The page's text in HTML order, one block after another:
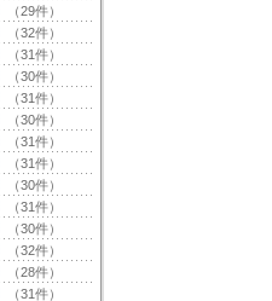
（29件）
（32件）
（31件）
（30件）
（31件）
（30件）
（31件）
（31件）
（30件）
（31件）
（30件）
（32件）
（28件）
（31件）